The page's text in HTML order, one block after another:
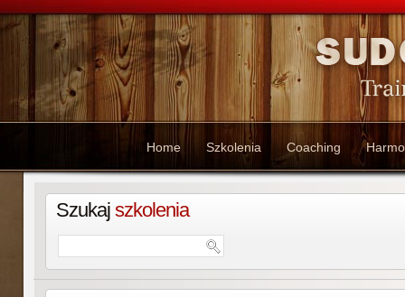
Home Szkolenia Coaching
Szukaj szkolenia